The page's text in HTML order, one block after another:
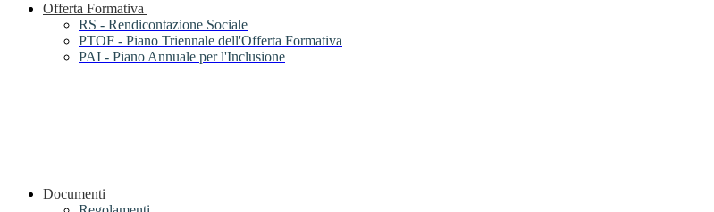
Offerta Formativa
RS - Rendicontazione Sociale
PTOF - Piano Triennale dell'Offerta Formativa
PAI - Piano Annuale per l'Inclusione
Documenti